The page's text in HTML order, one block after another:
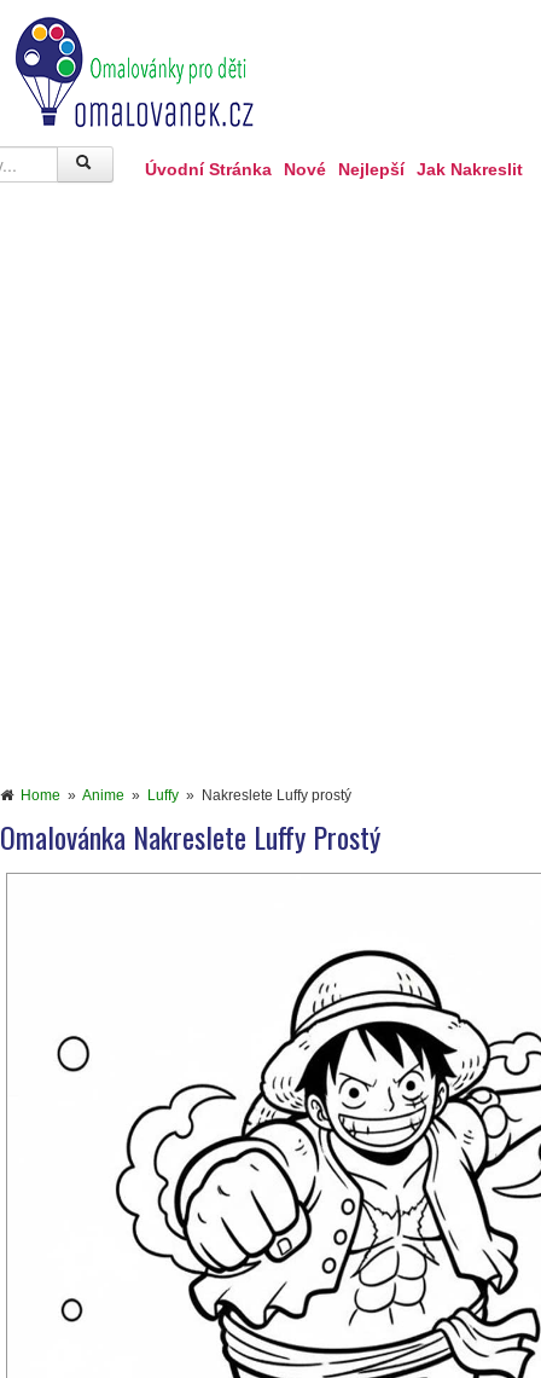
Úvodní Stránka Nové Nejlepší Jak Nakreslit
Home » Anime » Luffy » Nakreslete Luffy prostý
Omalovánka Nakreslete Luffy Prostý